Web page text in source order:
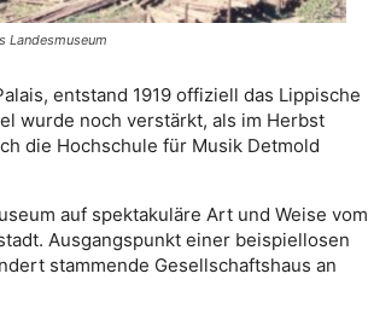
Landesmuseum
entstand 1919 offiziell das Lippische
wurde noch verstärkt, als im Herbst
die Hochschule für Musik Detmold
auf spektakuläre Art und Weise vom
Ausgangspunkt einer beispiellosen
stammende Gesellschaftshaus an